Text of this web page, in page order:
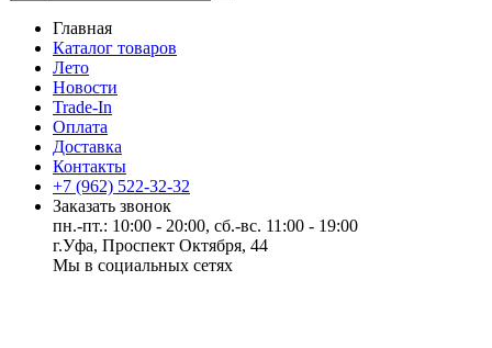
Главная
Каталог товаров
Лето
Новости
Trade-In
Оплата
Доставка
Контакты
+7 (962) 522-32-32
Заказать звонок
пн.-пт.: 10:00 - 20:00, сб.-вс. 11:00 - 19:00
г.Уфа, Проспект Октября, 44
Мы в социальных сетях